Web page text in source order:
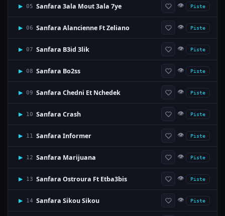
▶ 05 Sanfara 3ala Mout 3ala 7ye 👁 Piste
▶ 06 Sanfara Alancienne Ft Zeliano 👁 Piste
▶ 07 Sanfara B3id 3lik 👁 Piste
▶ 08 Sanfara Bo2ss 👁 Piste
▶ 09 Sanfara Chedni Et Nchedek 👁 Piste
▶ 10 Sanfara Crash 👁 Piste
▶ 11 Sanfara Informer 👁 Piste
▶ 12 Sanfara Marijuana 👁 Piste
▶ 13 Sanfara Ostroura Ft Etba3bis 👁 Piste
▶ 14 Sanfara Sikou Sikou 👁 Piste